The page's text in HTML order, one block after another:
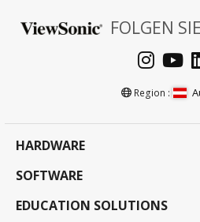
FOLGEN
Region :
HARDWARE
SOFTWARE
EDUCATION SOLUTIONS